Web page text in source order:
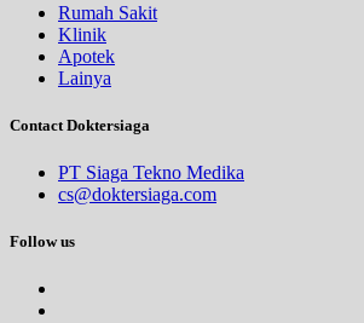
Rumah Sakit
Klinik
Apotek
Lainya
Contact Doktersiaga
PT Siaga Tekno Medika
cs@doktersiaga.com
Follow us